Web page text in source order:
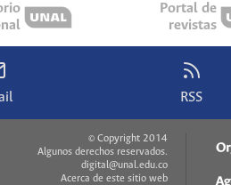
Portal de
revistas
RSS
© Copyright 2014
Algunos derechos reservados.
digital@unal.edu.co
Acerca de este sitio web